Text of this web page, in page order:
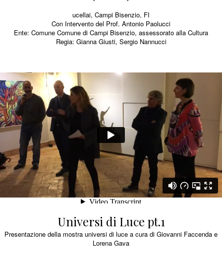
ucellai, Campi Bisenzio, FI
Con Intervento del Prof. Antonio Paolucci
Ente: Comune Comune di Campi Bisenzio, assessorato alla Cultura
Regia: Gianna Giusti, Sergio Nannucci
Universi di Luce pt.1
Presentazione della mostra universi di luce a cura di Giovanni Faccenda e
Lorena Gava